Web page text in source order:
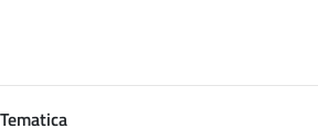
Tematica